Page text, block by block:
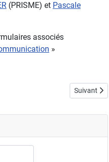
(PRISME) et Pascale
associés
»
AI-Combustion Article
Suivant